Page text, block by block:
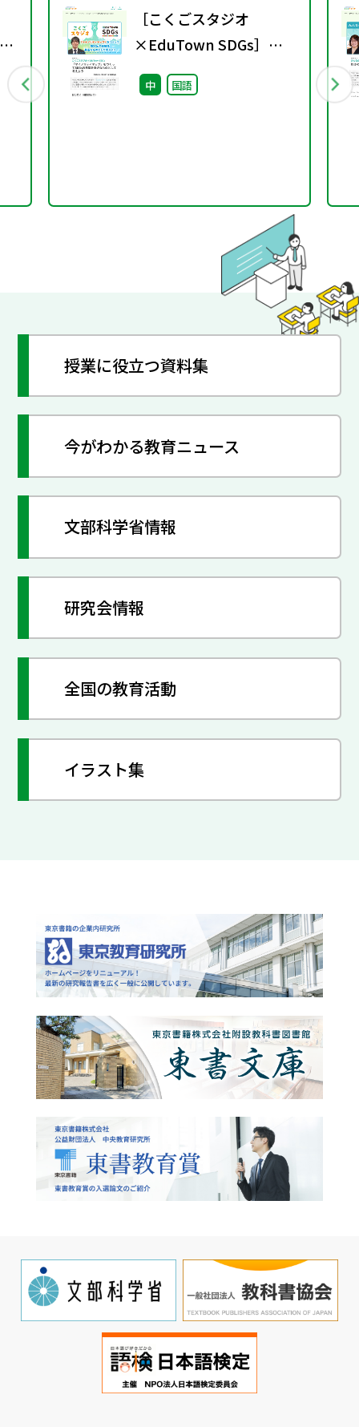
［こくごスタジオ
×EduTown SDGs］
「マイノリティマップ」
をつくってSDGsの目標
中 国語
授業に役立つ資料集
今がわかる教育ニュース
文部科学省情報
研究会情報
全国の教育活動
イラスト集